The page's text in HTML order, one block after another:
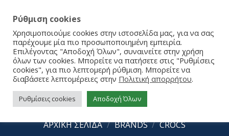
Crocs Classic Clog T 206990-410
ΑΡΧΙΚΉ ΣΕΛΊΔΑ / BRANDS / CROCS
Ρύθμιση cookies
Χρησιμοποιούμε cookies στην ιστοσελίδα μας, για να σας
παρέχουμε μία πιο προσωποποιημένη εμπειρία.
Επιλέγοντας "Αποδοχή Όλων", συναινείτε στην χρήση
όλων των cookies. Μπορείτε να πατήσετε στις "Ρυθμίσεις
cookies", για πιο λεπτομερή ρύθμιση. Μπορείτε να
διαβάσετε λεπτομέρειες στην Πολιτική απορρήτου.
Ρυθμίσεις cookies Αποδοχή Όλων